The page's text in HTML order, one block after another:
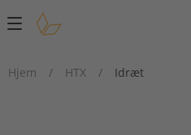
Main
Hjem
/ HTX / Idræt